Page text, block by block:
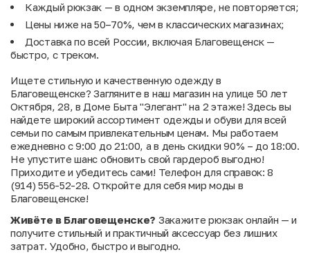
Каждый рюкзак — в одном экземпляре, не повторяется;
Цены ниже на 50–70%, чем в классических магазинах;
Доставка по всей России, включая Благовещенск —
быстро, с треком.
Ищете стильную и качественную одежду в
Благовещенске? Загляните в наш магазин на улице 50 лет
Октября, 28, в Доме Быта "Элегант" на 2 этаже! Здесь вы
найдете широкий ассортимент одежды и обуви для всей
семьи по самым привлекательным ценам. Мы работаем
ежедневно с 9:00 до 21:00, а в день скидки 90% – до 18:00.
Не упустите шанс обновить свой гардероб выгодно!
Приходите и убедитесь сами! Телефон для справок: 8
(914) 556-52-28. Откройте для себя мир моды в
Благовещенске!
Живёте в Благовещенске? Закажите рюкзак онлайн — и
получите стильный и практичный аксессуар без лишних
затрат. Удобно, быстро и выгодно.